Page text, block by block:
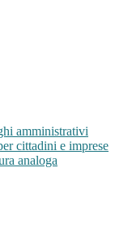
amministrativi
cittadini e imprese
analoga